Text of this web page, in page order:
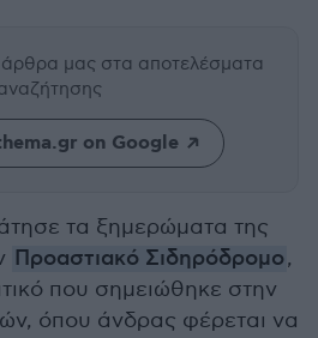
άρθρα μας στα αποτελέσματα
on Google
τα ξημερώματα της
Προαστιακό Σιδηρόδρομο,
που σημειώθηκε στην
όπου άνδρας φέρεται να